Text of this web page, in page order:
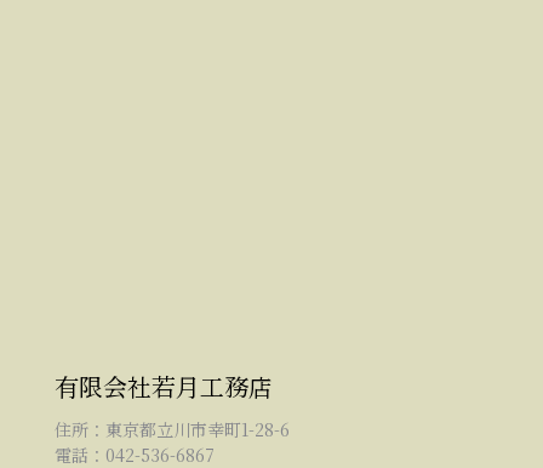
有限会社若月工務店
住所：東京都立川市幸町1-28-6
電話：042-536-6867